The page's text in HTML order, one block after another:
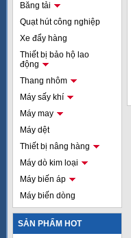
Băng tải
Quạt hút công nghiệp
Xe đẩy hàng
Thiết bị bảo hộ lao
động
Thang nhôm
Máy sấy khí
Máy may
Máy dệt
Thiết bị nâng hàng
Máy dò kim loại
Máy biến áp
Máy biến dòng
SẢN PHẨM HOT